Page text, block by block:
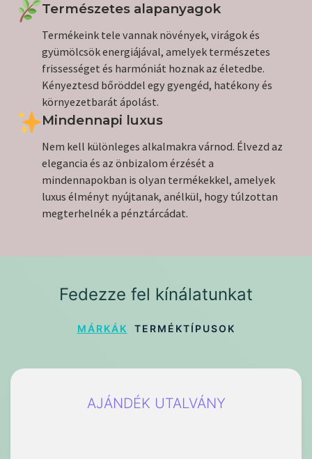
Természetes alapanyagok
Termékeink tele vannak növények, virágok és
gyümölcsök energiájával, amelyek természetes
frissességet és harmóniát hoznak az életedbe.
Kényeztesd bőröddel egy gyengéd, hatékony és
környezetbarát ápolást.
Mindennapi luxus
Nem kell különleges alkalmakra várnod. Élvezd az
elegancia és az önbizalom érzését a
mindennapokban is olyan termékekkel, amelyek
luxus élményt nyújtanak, anélkül, hogy túlzottan
megterhelnék a pénztárcádat.
Fedezze fel kínálatunkat
MÁRKÁK TERMÉKTÍPUSOK
AJÁNDÉK UTALVÁNY